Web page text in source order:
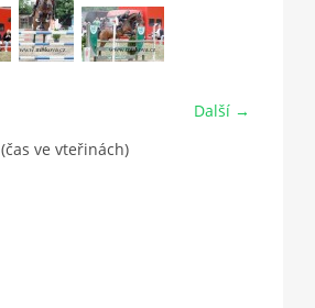
Další →
(čas ve vteřinách)